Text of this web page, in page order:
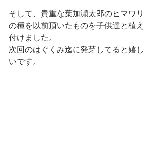
そして、貴重な葉加瀬太郎のヒマワリ
の種を以前頂いたものを子供達と植え
付けました。
次回のはぐくみ迄に発芽してると嬉し
いです。